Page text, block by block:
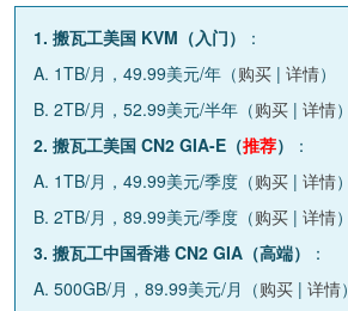
1. 搬瓦工美国 KVM（入门）
：
A. 1TB/月，49.99美元/年（购买 | 详情）
B. 2TB/月，52.99美元/半年（购买 | 详情）
2. 搬瓦工美国 CN2 GIA-E（推荐）
：
A. 1TB/月，49.99美元/季度（购买 | 详情）
B. 2TB/月，89.99美元/季度（购买 | 详情）
3. 搬瓦工中国香港 CN2 GIA（高端）
：
A. 500GB/月，89.99美元/月（购买 | 详情）